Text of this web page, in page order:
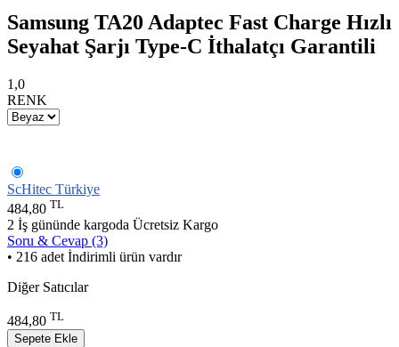
Samsung TA20 Adaptec Fast Charge Hızlı
Seyahat Şarjı Type-C İthalatçı Garantili
1,0
RENK
ScHitec Türkiye
484,80 TL
2 İş gününde kargoda Ücretsiz Kargo
Soru & Cevap (3)
• 216 adet İndirimli ürün vardır
Diğer Satıcılar
484,80 TL
Sepete Ekle